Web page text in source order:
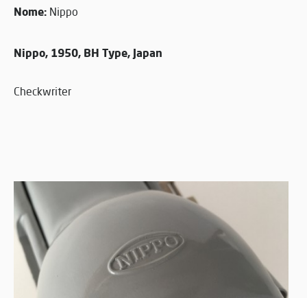
Nome: Nippo
Nippo, 1950, BH Type, Japan
Checkwriter